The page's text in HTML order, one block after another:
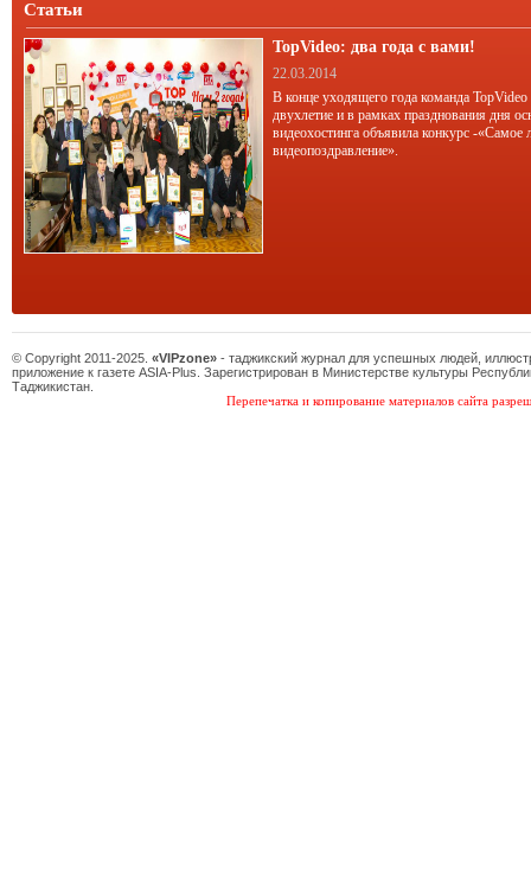
Статьи
TopVideo: два года с вами!
22.03.2014
В конце уходящего года команда TopVideo
двухлетие и в рамках празднования дня
видеохостинга объявила конкурс -«Самое
видеопоздравление».
© Copyright 2011-2025. «VIPzone» - таджикский журнал для успешных людей,
приложение к газете ASIA-Plus. Зарегистрирован в Министерстве культуры
Таджикистан.
Перепечатка и копирование материалов сайта